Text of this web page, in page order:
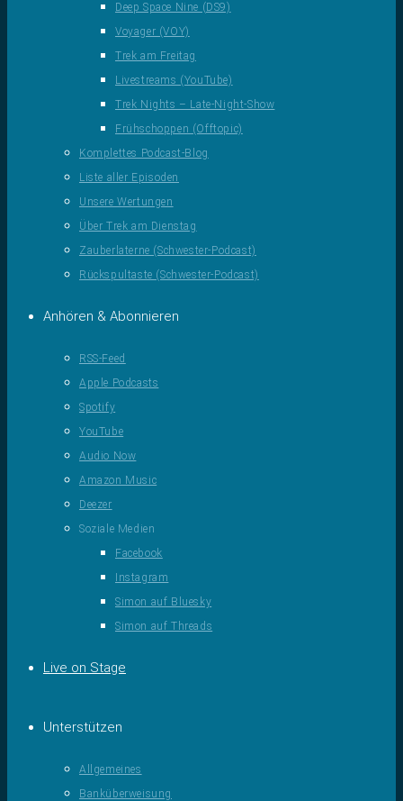
Deep Space Nine (DS9)
Voyager (VOY)
Trek am Freitag
Livestreams (YouTube)
Trek Nights – Late-Night-Show
Frühschoppen (Offtopic)
Komplettes Podcast-Blog
Liste aller Episoden
Unsere Wertungen
Über Trek am Dienstag
Zauberlaterne (Schwester-Podcast)
Rückspultaste (Schwester-Podcast)
Anhören & Abonnieren
RSS-Feed
Apple Podcasts
Spotify
YouTube
Audio Now
Amazon Music
Deezer
Soziale Medien
Facebook
Instagram
Simon auf Bluesky
Simon auf Threads
Live on Stage
Unterstützen
Allgemeines
Banküberweisung